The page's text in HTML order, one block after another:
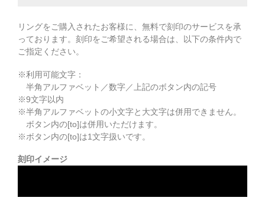
リングをご購入されたお客様に、無料で刻印のサービスを承
っております。 刻印をご希望される場合は、以下の条件内で
ご指定ください。
※利用可能文字：
半角アルファベット／数字／上記のボタン内の記号
※9文字以内
※半角アルファベットの小文字と大文字は併用できません。
ボタン内の[to]は併用いただけます。
※ボタン内の[to]は1文字扱いです。
刻印イメージ